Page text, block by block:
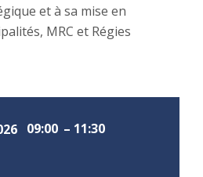
et à sa mise en
MRC et Régies
09:00 – 11:30